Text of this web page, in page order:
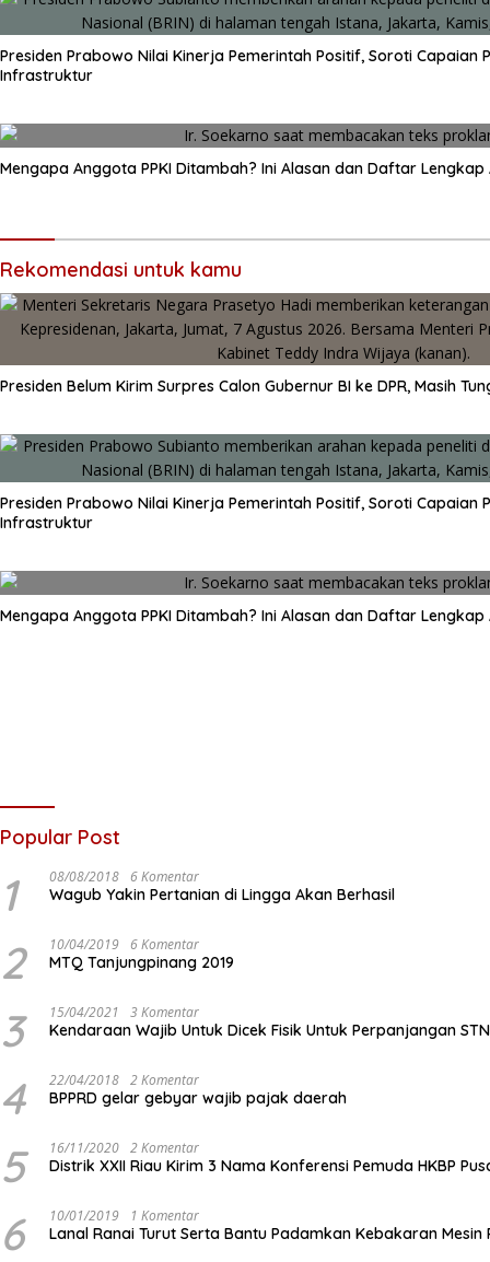
Presiden Prabowo Nilai Kinerja Pemerintah Positif, Soroti Capaian
Infrastruktur
Mengapa Anggota PPKI Ditambah? Ini Alasan dan Daftar
Rekomendasi untuk kamu
Presiden Belum Kirim Surpres Calon Gubernur BI ke DPR, Masih
Presiden Prabowo Nilai Kinerja Pemerintah Positif, Soroti Capaian
Infrastruktur
Mengapa Anggota PPKI Ditambah? Ini Alasan dan Daftar
Popular Post
1 08/08/2018 6 Komentar
Wagub Yakin Pertanian di Lingga Akan Berhasil
2 10/04/2019 6 Komentar
MTQ Tanjungpinang 2019
3 15/04/2021 3 Komentar
Kendaraan Wajib Untuk Dicek Fisik Untuk Perpanjangan
4 22/04/2018 2 Komentar
BPPRD gelar gebyar wajib pajak daerah
5 16/11/2020 2 Komentar
Distrik XXII Riau Kirim 3 Nama Konferensi Pemuda HKBP
6 10/01/2019 1 Komentar
Lanal Ranai Turut Serta Bantu Padamkan Kebakaran Mesin